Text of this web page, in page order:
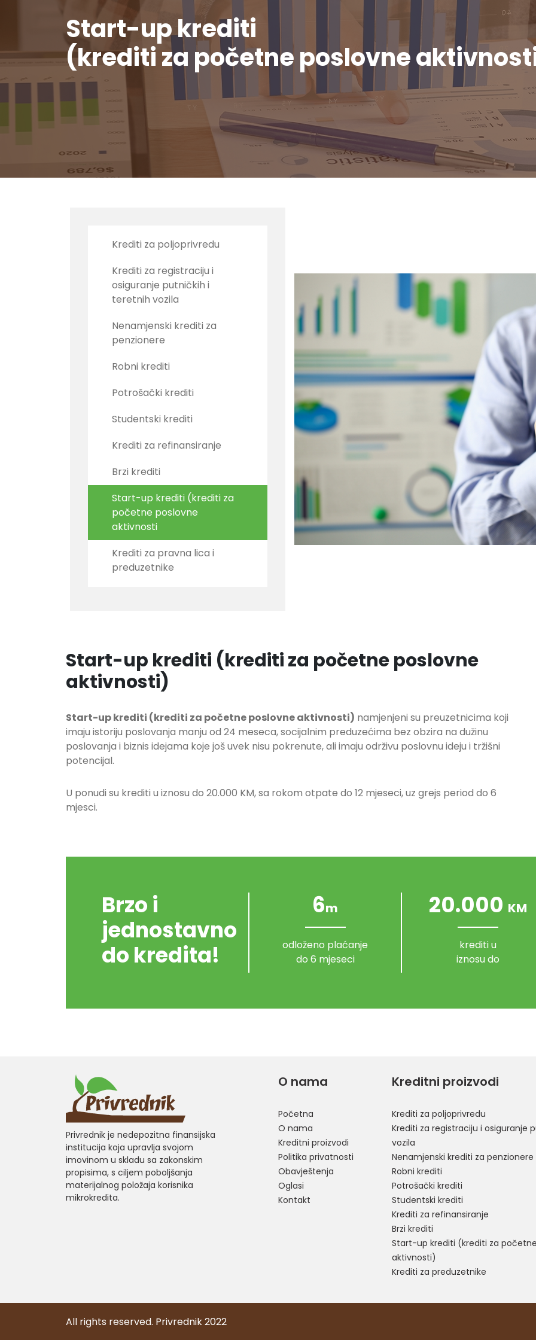
Start-up krediti
(krediti za početne poslovne
Krediti za poljoprivredu
Krediti za registraciju i
osiguranje putničkih i
teretnih vozila
Nenamjenski krediti za
penzionere
Robni krediti
Potrošački krediti
Studentski krediti
Krediti za refinansiranje
Brzi krediti
Start-up krediti (krediti za
početne poslovne
aktivnosti
Krediti za pravna lica i
preduzetnike
Start-up krediti (krediti za početne poslovne
aktivnosti)
Start-up krediti (krediti za početne poslovne aktivnosti) namjenjeni su preuzetnicima koji
imaju istoriju poslovanja manju od 24 meseca, socijalnim preduzećima bez obzira na dužinu
poslovanja i biznis idejama koje još uvek nisu pokrenute, ali imaju održivu poslovnu ideju i tržišni
potencijal.
U ponudi su krediti u iznosu do 20.000 KM, sa rokom otpate do 12 mjeseci, uz grejs period do 6
mjesci.
Brzo i
jednostavno
do kredita!
6m
odloženo plaćanje
do 6 mjeseci
20.000 KM
krediti u
iznosu do
Privrednik je nedepozitna finansijska
institucija koja upravlja svojom
imovinom u skladu sa zakonskim
propisima, s ciljem poboljšanja
materijalnog položaja korisnika
mikrokredita.
O nama
Početna
O nama
Kreditni proizvodi
Politika privatnosti
Obavještenja
Oglasi
Kontakt
Kreditni proizvodi
Krediti za poljoprivredu
Krediti za registraciju i osiguranje
vozila
Nenamjenski krediti za penzionere
Robni krediti
Potrošački krediti
Studentski krediti
Krediti za refinansiranje
Brzi krediti
Start-up krediti (krediti za
aktivnosti)
Krediti za preduzetnike
All rights reserved. Privrednik 2022